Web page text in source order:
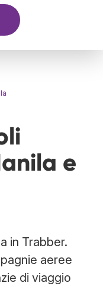
e
in Trabber.
aeree
di viaggio